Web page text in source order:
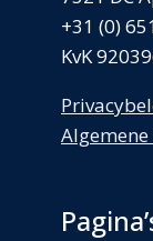
+31 (0)
KvK